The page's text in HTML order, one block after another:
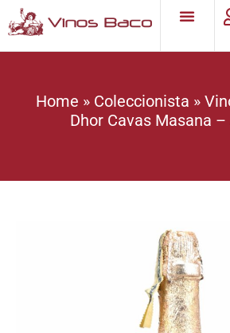
Home » Coleccionista »
Dhor Cavas Masana